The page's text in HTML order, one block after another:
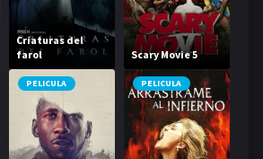
Criaturas del
farol
Scary Movie 5
PELICULA PELICULA